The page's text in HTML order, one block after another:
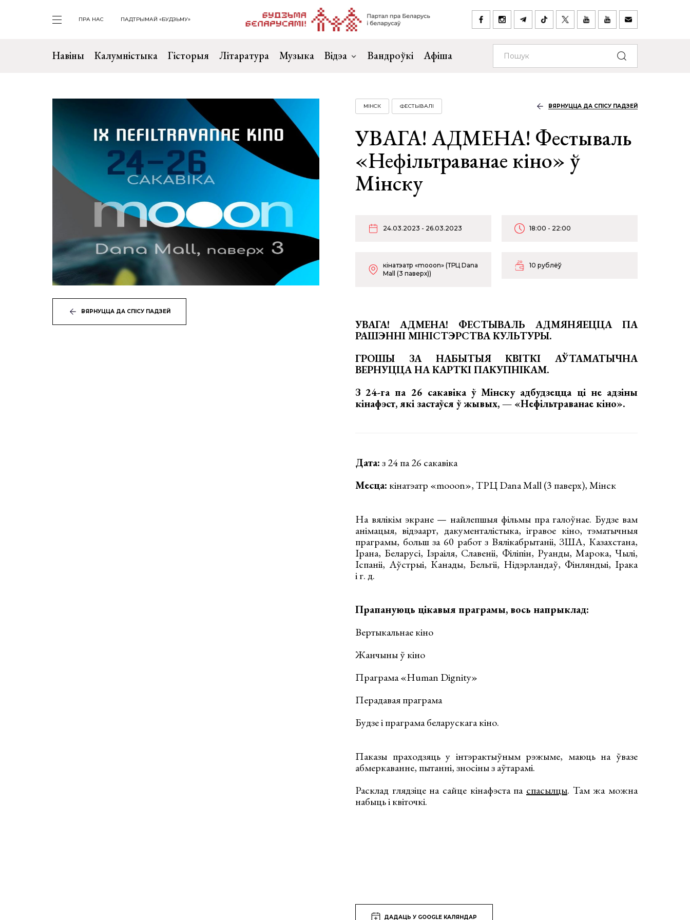
ПРА НАС ПАДТРЫМАЙ «БУДЗЬМУ»
Навіны Калумністыка Гісторыя Літаратура Музыка Відэа Вандроўкі Афіша
ВЯРНУЦЦА ДА СПІСУ ПАДЗЕЙ
МІНСК ФЕСТЫВАЛІ ВЯРНУЦЦА ДА СПІСУ ПАДЗЕЙ
УВАГА! АДМЕНА! Фестываль
«Нефільтраванае кіно» ў
Мінску
24.03.2023 - 26.03.2023 18:00 - 22:00
кінатэатр «mooon» (ТРЦ Dana
Mall (3 паверх))
10 рублёў
УВАГА! АДМЕНА! ФЕСТЫВАЛЬ АДМЯНЯЕЦЦА ПА
РАШЭННІ МІНІСТЭРСТВА КУЛЬТУРЫ.
ГРОШЫ ЗА НАБЫТЫЯ КВІТКІ АЎТАМАТЫЧНА
ВЕРНУЦЦА НА КАРТКІ ПАКУПНІКАМ.
З 24-га па 26 сакавіка ў Мінску адбудзецца ці не адзіны
кінафэст, які застаўся ў жывых, — «Нефільтраванае кіно».
Дата:з 24 па 26 сакавіка
Месца:кінатэатр «mooon», ТРЦ Dana Mall (3 паверх), Мінск
На вялікім экране — найлепшыя фільмы пра галоўнае. Будзе вам
анімацыя, відэаарт, дакументалістыка, ігравое кіно, тэматычныя
праграмы, больш за 60 работ з Вялікабрытаніі, ЗША, Казахстана,
Ірана, Беларусі, Ізраіля, Славеніі, Філіпін, Руанды, Марока, Чылі,
Іспаніі, Аўстрыі, Канады, Бельгіі, Нідэрландаў, Фінляндыі, Ірака
і г. д.
Прапануюць цікавыя праграмы, вось напрыклад:
Вертыкальнае кіно
Жанчыны ў кіно
Праграма «Human Dignity»
Перадавая праграма
Будзе і праграма беларускага кіно.
Паказы праходзяць у інтэрактыўным рэжыме, маюць на ўвазе
абмеркаванне, пытанні, зносіны з аўтарамі.
Расклад глядзіце на сайце кінафэста па спасылцы. Там жа можна
набыць і квіточкі.
ДАДАЦЬ У GOOGLE КАЛЯНДАР